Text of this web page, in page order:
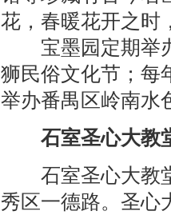
花，春暖花开之时
宝墨园定期举办
狮民俗文化节；每
举办番禺区岭南水
石室圣心大教
石室圣心大教
秀区一德路。圣心